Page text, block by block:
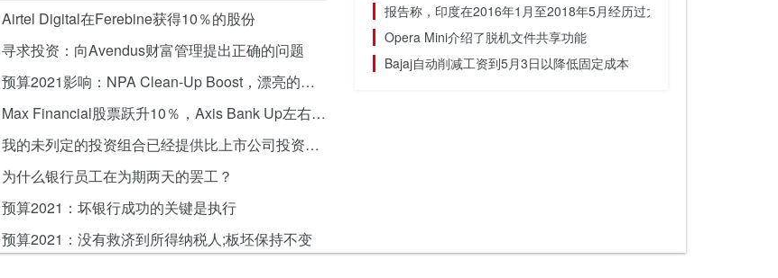
Airtel Digital在Ferebine获得10％的股份
寻求投资：向Avendus财富管理提出正确的问题
预算2021影响：NPA Clean-Up Boost，漂亮的银行击中了历史新高，上涨了8％，上涨了8％
Max Financial股票跃升10％，Axis Bank Up左右4％，因为Irdai批准股权收购
我的未列定的投资组合已经提供比上市公司投资更高的回报：jhunjunwala.
为什么银行员工在为期两天的罢工？
预算2021：坏银行成功的关键是执行
预算2021：没有救济到所得纳税人;板坯保持不变
报告称，印度在2016年1月至2018年5月经历过大多数互联网停工
Opera Mini介绍了脱机文件共享功能
Bajaj自动削减工资到5月3日以降低固定成本